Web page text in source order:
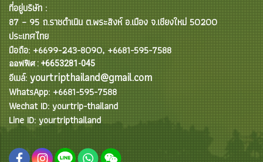
ที่อยู่บริษัท :
87 – 95 ถ.ราชดำเนิน ต.พระสิงห์ อ.เมือง จ.เชียงใหม่ 50200
ประเทศไทย
มือถือ: +6699-243-8090, +6681-595-7588
ออฟฟิศ : +6653281-045
อีเมล์: yourtripthailand@gmail.com
WhatsApp: +6681-595-7588
Wechat ID: yourtrip-thailand
Line ID: yourtripthailand